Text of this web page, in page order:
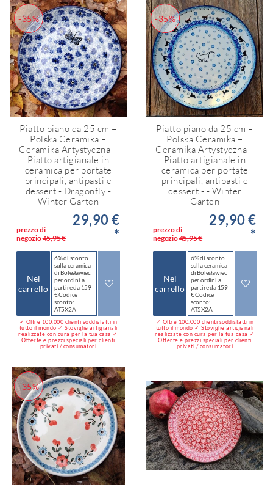
-35%
Piatto piano da 25 cm –
Polska Ceramika –
Ceramika Artystyczna –
Piatto artigianale in
ceramica per portate
principali, antipasti e
dessert - Dragonfly -
Winter Garten
prezzo di
negozio45,95 €
29,90 €
*
Nel
carrello
6% di sconto
sulla ceramica
di Bolesławiec
per ordini a
partire da 159
€ Codice
sconto:
AT5X2A
✓ Oltre 100.000 clienti soddisfatti in
tutto il mondo ✓ Stoviglie artigianali
realizzate con cura per la tua casa ✓
Offerte e prezzi speciali per clienti
privati / consumatori
-35%
Piatto piano da 25 cm –
Polska Ceramika –
Ceramika Artystyczna –
Piatto artigianale in
ceramica per portate
principali, antipasti e
dessert - - Winter
Garten
prezzo di
negozio45,95 €
29,90 €
*
Nel
carrello
6% di sconto
sulla ceramica
di Bolesławiec
per ordini a
partire da 159
€ Codice
sconto:
AT5X2A
✓ Oltre 100.000 clienti soddisfatti in
tutto il mondo ✓ Stoviglie artigianali
realizzate con cura per la tua casa ✓
Offerte e prezzi speciali per clienti
privati / consumatori
-35%